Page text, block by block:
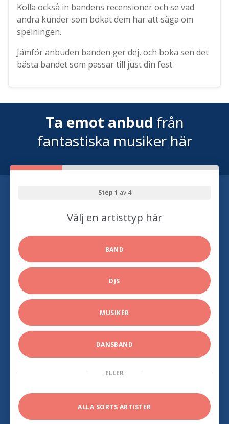
Kolla också in bandens recensioner och se vad
andra kunder som bokat dem har att säga om
spelningen.
Jämför anbuden banden ger dej, och boka sen det
bästa bandet som passar till just din fest
Ta emot anbud från
fantastiska musiker här
Step 1 av 4
Välj en artisttyp här
BAND
DJS
MUSIKER
DANSBAND
ELLER
ALLA SORTS ARTISTER